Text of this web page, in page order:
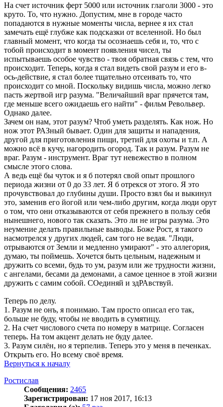
На счет источник ферт 5000 или источник глаголи 3000 - это
круто. То, что нужно. Допустим, мне в городе часто
попадаются в нужные моменты числа, вернее я их стал
замечать ещё глубже как подсказки от вселенной. Но был
главный момент, что когда ты осознаешь себя и, то, что с
тобой происходит в момент появления чисел, ты
испытываешь особое чувство - твоя обратная связь с тем, что
происходит. Теперь, когда я стал видеть свой разум и его в-
ось-действие, я стал более тщательно отсеивать то, что
происходит со мной. Поскольку видишь числа, можно легко
пасть жертвой игр разума. "Величайший враг прячется там,
где меньше всего ожидаешь его найти" - фильм Револьвер.
Однако далее.
Зачем он нам, этот разум? Чтоб уметь разделять. Как нож. Но
нож этот РАЗный бывает. Один для защиты и нападения,
другой для приготовления пищи, третий для охоты и т.п. А
можно всё в кучу, нагородить огород. Так и разум. Разум не
враг. Разум - инструмент. Враг тут невежество в полном
смысле этого слова.
А ведь ещё бы чуток и я б потерял свой опыт прошлого
периода жизни от 0 до 33 лет. Я б отрекся от этого. Я это
прочувствовал до глубины души. Просто взял бы и выкинул
это, заменив его йогой или чем-либо другим, когда люди орут
о том, что они отказываются от себя прежнего в пользу себя
нынешнего, нового так сказать. Это ли не игры разума. Это
неумение делать правильные выводы. Боже Рост, я такого
насмотрелся у других людей, сам того не ведая. "Люди,
отрываются от Земли и медленно умирают" - это аллегория,
думаю, ты поймешь. Хочется быть цельным, надежным и
дружить со всеми, будь то ум, разум или же трудности жизни,
с ангелами, бесами да демонами, а самое ценное в этой жизни
дружить с самим собой. СОединяй и здРАвствуй.
Теперь по делу.
1. Разум не онъ, я понимаю. Там просто описал его так,
больше не буду, чтобы не вводить в сумятицу.
2. На счет числового счета по номеру в матрице. Согласен
теперь. На том акцент делать не буду далее.
3. Разум силён, но я терпелив. Теперь это у меня в печенках.
Открыть его. Но всему своё время.
Вернуться к началу
Ростислав
Сообщения: 2465
Зарегистрирован: 17 ноя 2017, 16:13